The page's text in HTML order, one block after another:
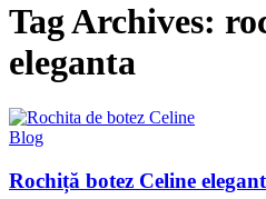
Tag Archives:
eleganta
Blog
Rochiță botez Celine